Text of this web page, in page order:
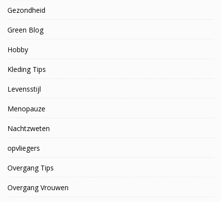
Gezondheid
Green Blog
Hobby
Kleding Tips
Levensstijl
Menopauze
Nachtzweten
opvliegers
Overgang Tips
Overgang Vrouwen